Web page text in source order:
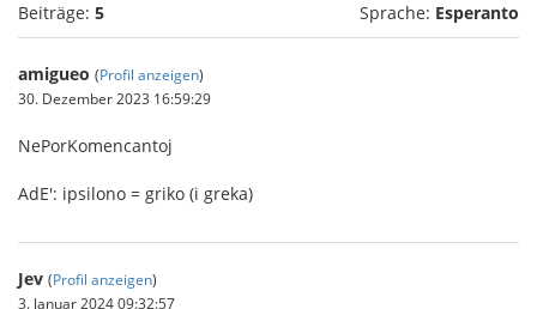
Beiträge: 5 Sprache: Esperanto
amigueo (Profil anzeigen)
30. Dezember 2023 16:59:29
NePorKomencantoj
AdE': ipsilono = griko (i greka)
Jev (Profil anzeigen)
3. Januar 2024 09:32:57